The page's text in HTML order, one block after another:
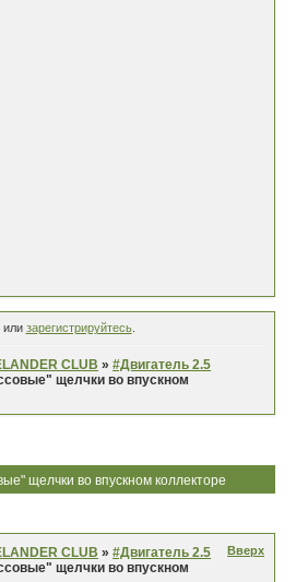
или зарегистрируйтесь.
CLUB »#Двигатель 2.5
щелчки во впускном
щелчки во впускном коллекторе
CLUB »#Двигатель 2.5
щелчки во впускном
Вверх